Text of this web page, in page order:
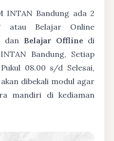
INTAN Bandung ada 2
atau Belajar Online
dan Belajar Offline di
Bandung, Setiap
08.00 s/d Selesai,
dibekali modul agar
mandiri di kediaman